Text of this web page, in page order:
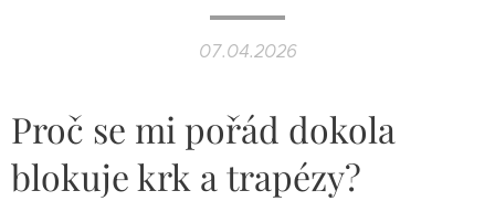
07.04.2026
Proč se mi pořád dokola
blokuje krk a trapézy?